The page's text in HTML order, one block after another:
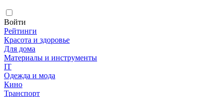
Войти
Рейтинги
Красота и здоровье
Для дома
Материалы и инструменты
IT
Одежда и мода
Кино
Транспорт